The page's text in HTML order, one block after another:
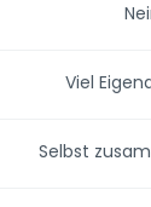
Viel
Selbst